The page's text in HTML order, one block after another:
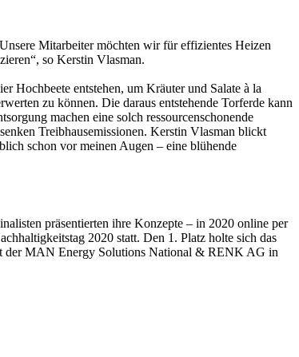
Mitarbeiter möchten wir für effizientes Heizen
so Kerstin Vlasman.
Hochbeete entstehen, um Kräuter und Salate à la
zu können. Die daraus entstehende Torferde kann
machen eine solch ressourcenschonende
Treibhausemissionen. Kerstin Vlasman blickt
schon vor meinen Augen – eine blühende
präsentierten ihre Konzepte – in 2020 online per
2020 statt. Den 1. Platz holte sich das
der MAN Energy Solutions National & RENK AG in